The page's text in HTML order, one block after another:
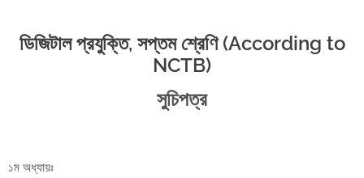
ডিজিটাল প্রযুক্তি, সপ্তম শ্রেণি (According to
NCTB)
সুচিপত্র
১ম অধ্যায়ঃ